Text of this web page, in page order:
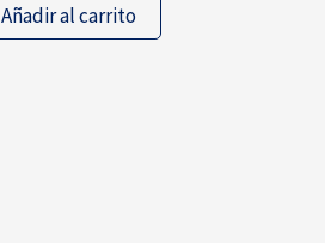
original
era:
actual
es:
Añadir al carrito